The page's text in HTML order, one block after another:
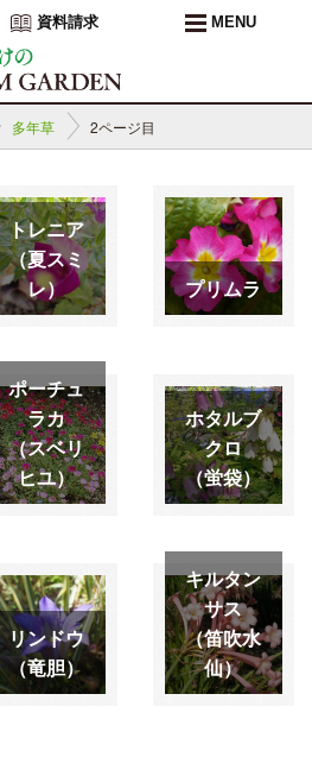
資料請求 MENU
多年草 2ページ目
トレニア
（夏スミ
レ）
プリムラ
ポーチュ
ラカ
（スベリ
ヒユ）
ホタルブ
クロ
（蛍袋）
リンドウ
（竜胆）
キルタン
サス
（笛吹水
仙）